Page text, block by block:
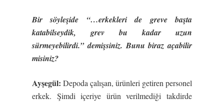
Bir söyleşide “…erkekleri de greve başta
katabilseydik, grev bu kadar uzun
sürmeyebilirdi.” demişsiniz. Bunu biraz açabilir
misiniz?
Ayşegül: Depoda çalışan, ürünleri getiren personel
erkek. Şimdi içeriye ürün verilmediği takdirde